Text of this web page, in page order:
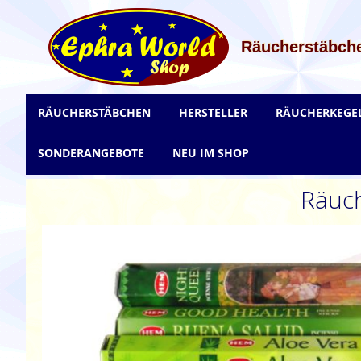
Inhalt
springen
RÄUCHERSTÄBCHEN HERSTELLER
SONDERANGEBOTE NEU IM SHOP